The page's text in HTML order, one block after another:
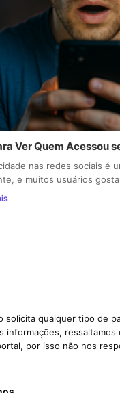
Ver Quem Acessou
nas redes sociais é
e muitos usuários
qualquer tipo de
por isso não nos